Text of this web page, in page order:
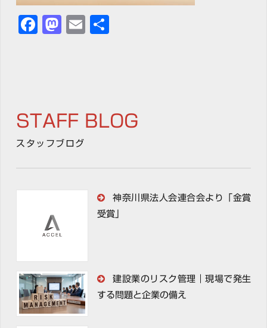
Facebook
Mastodon
Email
STAFF BLOG
スタッフブログ
神奈川県法人会連合会より「金賞
受賞」
建設業のリスク管理｜現場で発生
する問題と企業の備え